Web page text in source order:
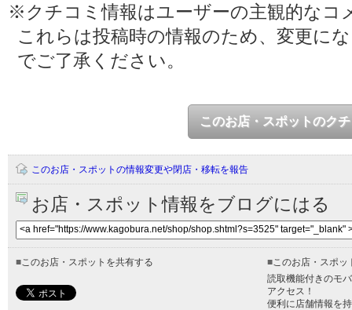
※クチコミ情報はユーザーの主観的なコ
これらは投稿時の情報のため、変更に
でご了承ください。
このお店・スポットのク
このお店・スポットの情報変更や閉店・移転を報告
お店・スポット情報をブログにはる
■ このお店・スポットを共有する ■ このお店・スポ
読取機能付きのモ
アクセス！
便利に店舗情報を